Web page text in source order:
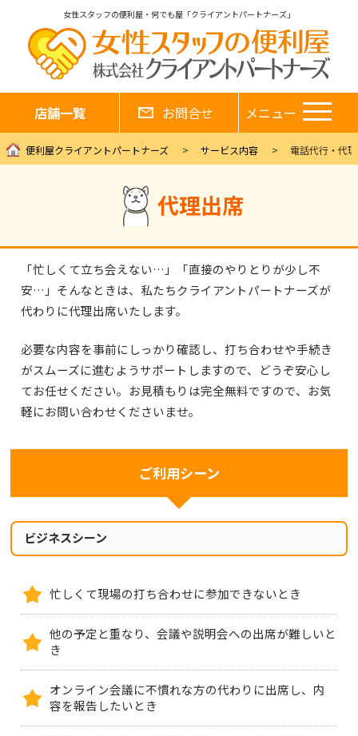
女性スタッフの便利屋・何でも屋「クライアントパートナーズ」
店舗一覧 お問合せ メニュー
便利屋クライアントパートナーズ サービス内容 電話代行・代
代理出席
「忙しくて立ち会えない…」「直接のやりとりが少し不
安…」そんなときは、私たちクライアントパートナーズが
代わりに代理出席いたします。
必要な内容を事前にしっかり確認し、打ち合わせや手続き
がスムーズに進むようサポートしますので、どうぞ安心し
てお任せください。お見積もりは完全無料ですので、お気
軽にお問い合わせくださいませ。
ご利用シーン
ビジネスシーン
忙しくて現場の打ち合わせに参加できないとき
他の予定と重なり、会議や説明会への出席が難しいと
き
オンライン会議に不慣れな方の代わりに出席し、内
容を報告したいとき